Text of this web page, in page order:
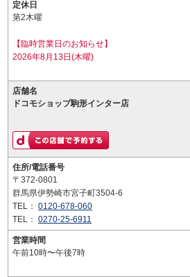
定休日
第2木曜
【臨時営業日のお知らせ】
2026年8月13日(木曜)
店舗名
ドコモショップ駒形インター店
住所/電話番号
〒372-0801
群馬県伊勢崎市宮子町3504-6
TEL： 0120-678-060
TEL： 0270-25-6911
営業時間
午前10時〜午後7時